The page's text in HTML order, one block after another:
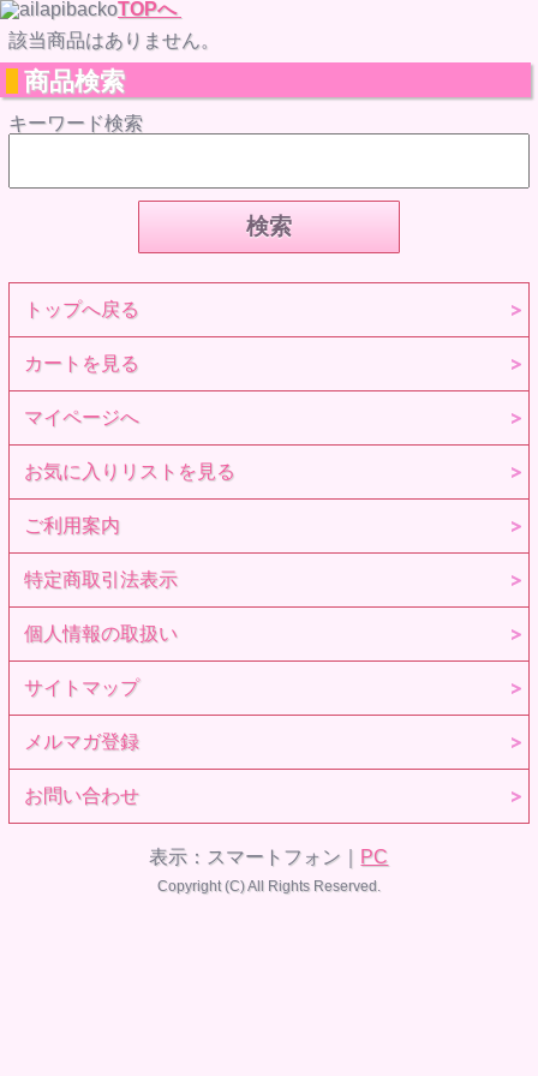
TOPへ
該当商品はありません。
商品検索
キーワード検索
トップへ戻る
カートを見る
マイページへ
お気に入りリストを見る
ご利用案内
特定商取引法表示
個人情報の取扱い
サイトマップ
メルマガ登録
お問い合わせ
表示：スマートフォン｜ PC
Copyright (C) All Rights Reserved.